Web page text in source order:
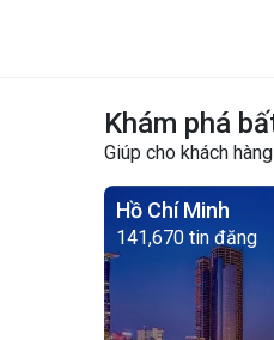
Khám phá
Giúp cho khách
Hồ Chí Minh
141,670 tin đăng